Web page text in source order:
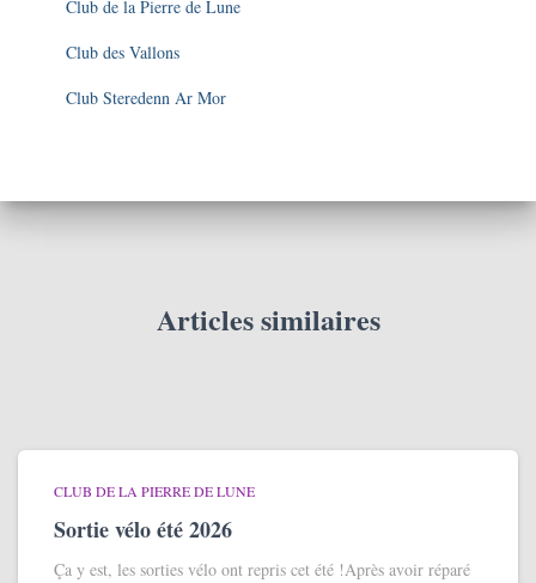
Club de la Pierre de Lune
Club des Vallons
Club Steredenn Ar Mor
Articles similaires
CLUB DE LA PIERRE DE LUNE
Sortie vélo été 2026
Ça y est, les sorties vélo ont repris cet été !Après avoir réparé